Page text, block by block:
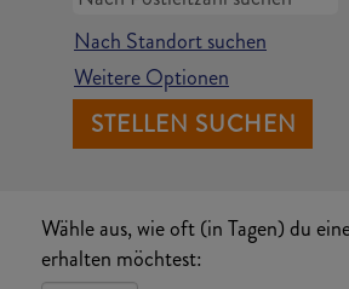
Nach Standort suchen
Weitere Optionen
Wähle aus, wie oft (in Tagen) du
erhalten möchtest: